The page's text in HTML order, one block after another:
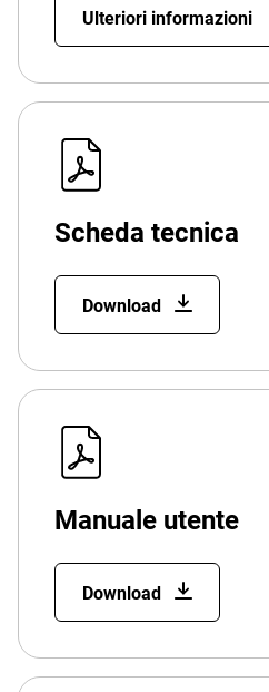
Ulteriori informazioni
Scheda tecnica
Download
Manuale utente
Download